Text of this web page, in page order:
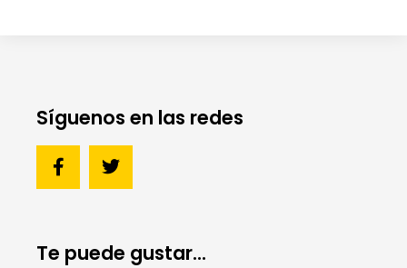
Síguenos en las redes
Te puede gustar...